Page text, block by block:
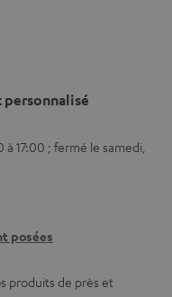
17:00 ; fermé le samedi,
posées
produits de près et